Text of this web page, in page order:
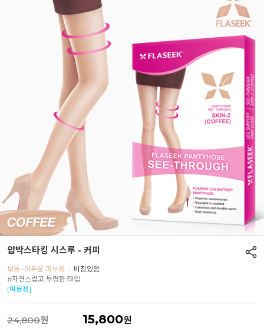
압박스타킹 시스루 - 커피
보통~어두운 피부용 | 비침있음
#자연스럽고 투명한 타입
[여름용]
24,800원 15,800원